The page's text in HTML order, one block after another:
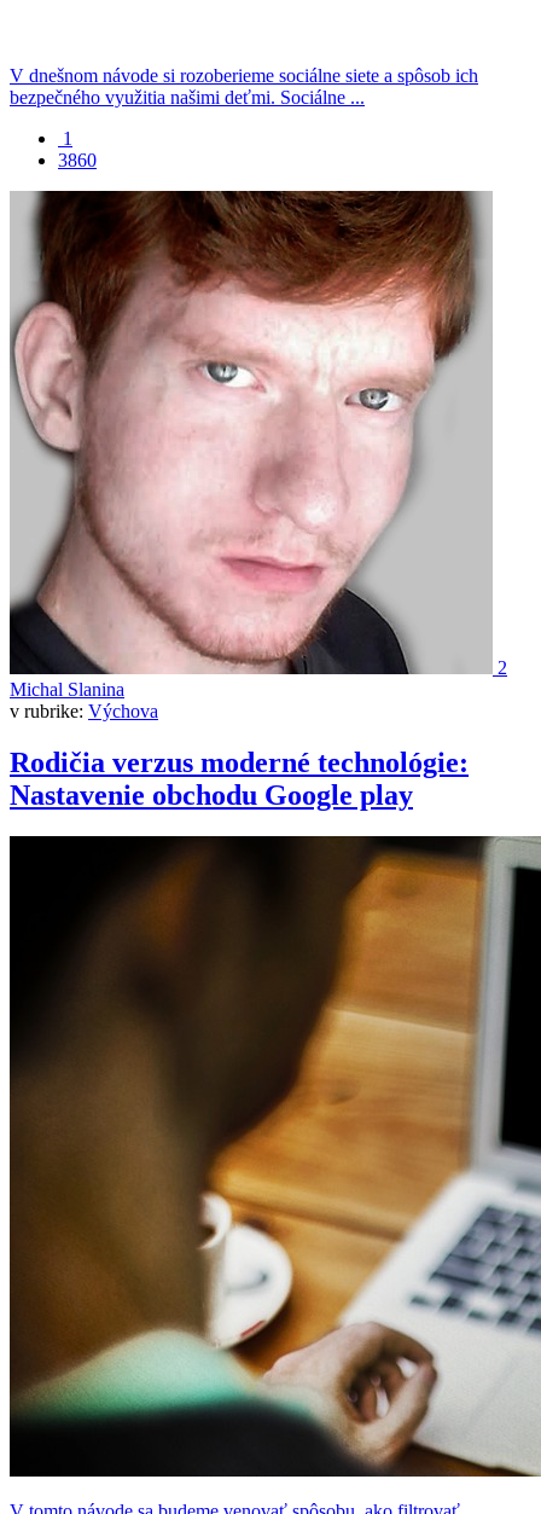
V dnešnom návode si rozoberieme sociálne siete a spôsob ich
bezpečného využitia našimi deťmi. Sociálne ...
1
3860
2
Michal Slanina
v rubrike: Výchova
Rodičia verzus moderné technológie:
Nastavenie obchodu Google play